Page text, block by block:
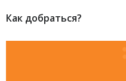
Как добраться?